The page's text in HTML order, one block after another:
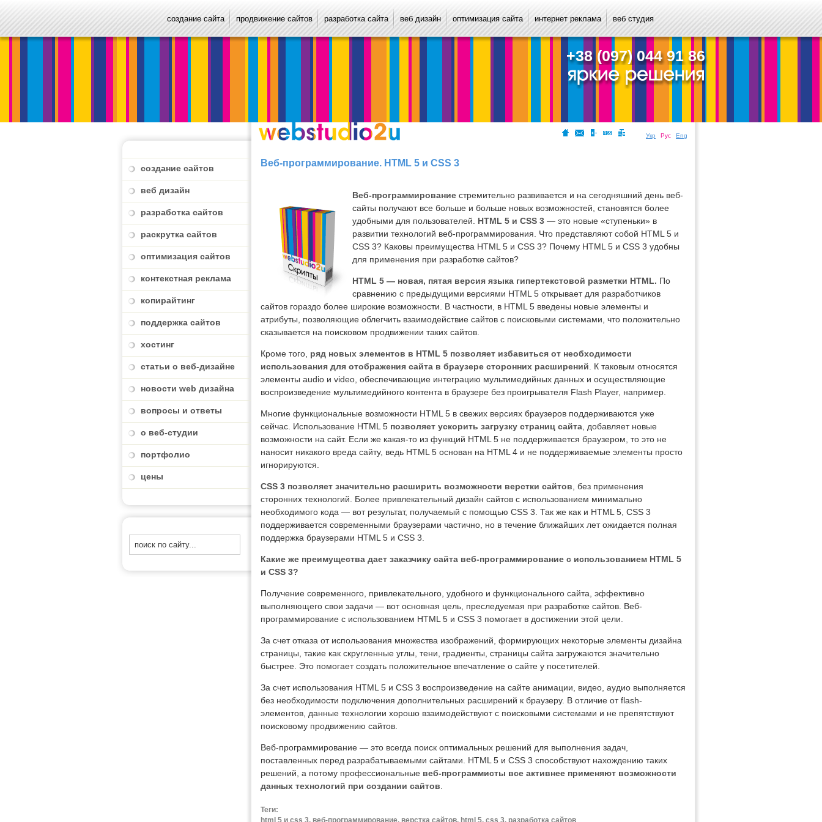
создание сайта продвижение сайтов разработка сайта веб дизайн оптимизация сайта интернет реклама веб студия
+38 (097) 044 91 86
создание сайтов
веб дизайн
разработка сайтов
раскрутка сайтов
оптимизация сайтов
контекстная реклама
копирайтинг
поддержка сайтов
хостинг
статьи о веб-дизайне
новости web дизайна
вопросы и ответы
о веб-студии
портфолио
цены
Укр Рус Eng
Веб-программирование. HTML 5 и CSS 3
Веб-программирование стремительно развивается и на сегодняшний день веб-
сайты получают все больше и больше новых возможностей, становятся более
удобными для пользователей. HTML 5 и CSS 3 — это новые «ступеньки» в
развитии технологий веб-программирования. Что представляют собой HTML 5 и
CSS 3? Каковы преимущества HTML 5 и CSS 3? Почему HTML 5 и CSS 3 удобны
для применения при разработке сайтов?
HTML 5 — новая, пятая версия языка гипертекстовой разметки HTML. По
сравнению с предыдущими версиями HTML 5 открывает для разработчиков
сайтов гораздо более широкие возможности. В частности, в HTML 5 введены новые элементы и
атрибуты, позволяющие облегчить взаимодействие сайтов с поисковыми системами, что положительно
сказывается на поисковом продвижении таких сайтов.
Кроме того, ряд новых элементов в HTML 5 позволяет избавиться от необходимости
использования для отображения сайта в браузере сторонних расширений . К таковым относятся
элементы audio и video, обеспечивающие интеграцию мультимедийных данных и осуществляющие
воспроизведение мультимедийного контента в браузере без проигрывателя Flash Player, например.
Многие функциональные возможности HTML 5 в свежих версиях браузеров поддерживаются уже
сейчас. Использование HTML 5 позволяет ускорить загрузку страниц сайта , добавляет новые
возможности на сайт. Если же какая-то из функций HTML 5 не поддерживается браузером, то это не
наносит никакого вреда сайту, ведь HTML 5 основан на HTML 4 и не поддерживаемые элементы просто
игнорируются.
CSS 3 позволяет значительно расширить возможности верстки сайтов , без применения
сторонних технологий. Более привлекательный дизайн сайтов с использованием минимально
необходимого кода — вот результат, получаемый с помощью CSS 3. Так же как и HTML 5, CSS 3
поддерживается современными браузерами частично, но в течение ближайших лет ожидается полная
поддержка браузерами HTML 5 и CSS 3.
Какие же преимущества дает заказчику сайта веб-программирование с использованием HTML 5
и CSS 3?
Получение современного, привлекательного, удобного и функционального сайта, эффективно
выполняющего свои задачи — вот основная цель, преследуемая при разработке сайтов. Веб-
программирование с использованием HTML 5 и CSS 3 помогает в достижении этой цели.
За счет отказа от использования множества изображений, формирующих некоторые элементы дизайна
страницы, такие как скругленные углы, тени, градиенты, страницы сайта загружаются значительно
быстрее. Это помогает создать положительное впечатление о сайте у посетителей.
За счет использования HTML 5 и CSS 3 воспроизведение на сайте анимации, видео, аудио выполняется
без необходимости подключения дополнительных расширений к браузеру. В отличие от flash-
элементов, данные технологии хорошо взаимодействуют с поисковыми системами и не препятствуют
поисковому продвижению сайтов.
Веб-программирование — это всегда поиск оптимальных решений для выполнения задач,
поставленных перед разрабатываемыми сайтами. HTML 5 и CSS 3 способствуют нахождению таких
решений, а потому профессиональные веб-программисты все активнее применяют возможности
данных технологий при создании сайтов
Теги:
html 5 и css 3, веб-программирование, верстка сайтов, html 5, css 3, разработка сайтов